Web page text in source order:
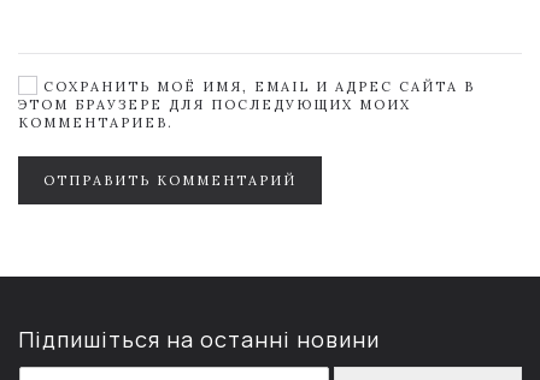
СОХРАНИТЬ МОЁ ИМЯ, EMAIL И АДРЕС САЙТА В
ЭТОМ БРАУЗЕРЕ ДЛЯ ПОСЛЕДУЮЩИХ МОИХ
КОММЕНТАРИЕВ.
ОТПРАВИТЬ КОММЕНТАРИЙ
Підпишіться на останні новини